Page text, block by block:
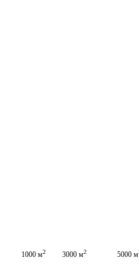
1000 м2 3000 м2 5000 м